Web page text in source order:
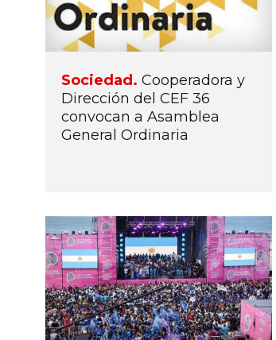
Sociedad. Cooperadora y
Dirección del CEF 36
convocan a Asamblea
General Ordinaria